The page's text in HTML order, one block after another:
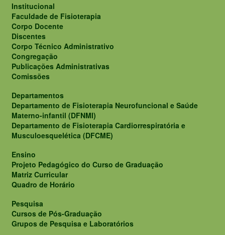
Institucional
Faculdade de Fisioterapia
Corpo Docente
Discentes
Corpo Técnico Administrativo
Congregação
Publicações Administrativas
Comissões
Departamentos
Departamento de Fisioterapia Neurofuncional e Saúde
Materno-infantil (DFNMI)
Departamento de Fisioterapia Cardiorrespiratória e
Musculoesquelética (DFCME)
Ensino
Projeto Pedagógico do Curso de Graduação
Matriz Curricular
Quadro de Horário
Pesquisa
Cursos de Pós-Graduação
Grupos de Pesquisa e Laboratórios